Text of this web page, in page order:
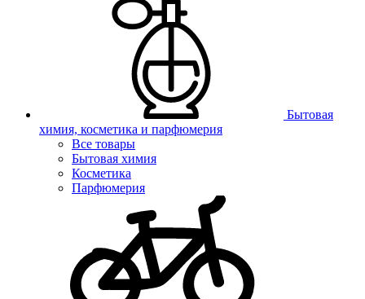
Бытовая
химия, косметика и парфюмерия
Все товары
Бытовая химия
Косметика
Парфюмерия